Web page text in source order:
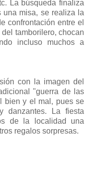
La búsqueda finaliza
misa, se realiza la
confrontación entre el
tamborilero, chocan
incluso muchos a
con la imagen del
"guerra de las
bien y el mal, pues se
danzantes. La fiesta
de la localidad una
regalos sorpresas.